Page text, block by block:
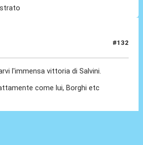
#132
l'immensa vittoria di Salvini.
come lui, Borghi etc